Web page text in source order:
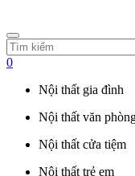
0
Nội thất gia đình
Nội thất văn
Nội thất cửa tiệm
Nội thất trẻ em